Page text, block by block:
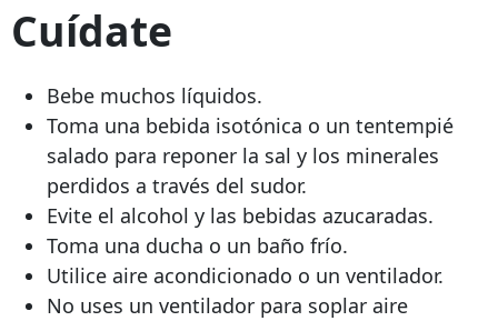
Cuídate
Bebe muchos líquidos.
Toma una bebida isotónica o un tentempié
salado para reponer la sal y los minerales
perdidos a través del sudor.
Evite el alcohol y las bebidas azucaradas.
Toma una ducha o un baño frío.
Utilice aire acondicionado o un ventilador.
No uses un ventilador para soplar aire